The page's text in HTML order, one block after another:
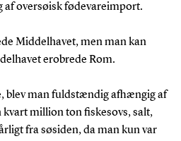
oversøisk fødevareimport.
Middelhavet, men man kan
erobrede Rom.
blev man fuldstændig afhængig af
million ton fiskesovs, salt,
fra søsiden, da man kun var